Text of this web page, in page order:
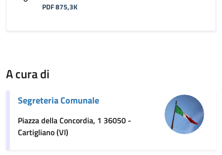
PDF 875,3K
A cura di
Segreteria Comunale
Piazza della Concordia, 1 36050 -
Cartigliano (VI)